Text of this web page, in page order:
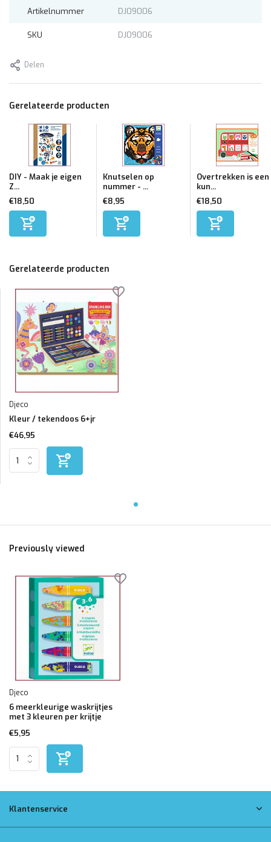
Artikelnummer DJ09006
SKU DJ09006
Delen
Gerelateerde producten
DIY - Maak je eigen
Z...
€18,50
Knutselen op
nummer - ...
€8,95
Overtrekken is een
kun...
€18,50
Gerelateerde producten
Djeco
Kleur / tekendoos 6+jr
€46,95
Previously viewed
Djeco
6 meerkleurige waskrijtjes
met 3 kleuren per krijtje
€5,95
Klantenservice